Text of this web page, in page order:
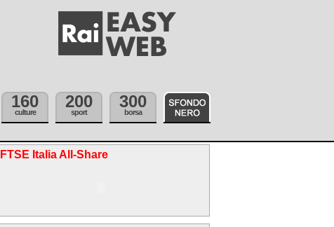
160
culture
200
sport
300
borsa
FTSE Italia All-Share